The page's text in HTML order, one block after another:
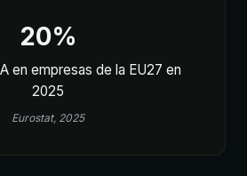
20%
en empresas de la EU27 en
2025
Eurostat, 2025